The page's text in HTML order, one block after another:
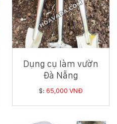
Dụng cụ làm vườn
Đà Nẵng
$: 65,000 VNĐ